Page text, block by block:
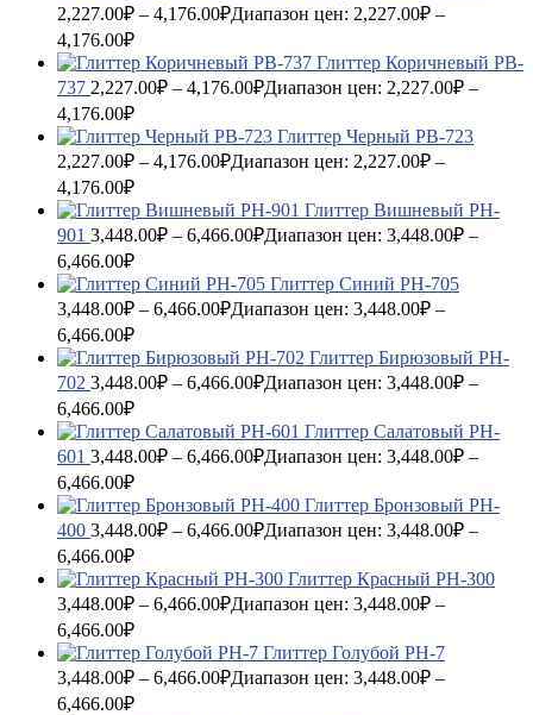
2,227.00₽ – 4,176.00₽Диапазон цен: 2,227.00₽ –
4,176.00₽
Глиттер Коричневый PB-
737 2,227.00₽ – 4,176.00₽Диапазон цен: 2,227.00₽ –
4,176.00₽
Глиттер Черный PB-723
2,227.00₽ – 4,176.00₽Диапазон цен: 2,227.00₽ –
4,176.00₽
Глиттер Вишневый PH-
901 3,448.00₽ – 6,466.00₽Диапазон цен: 3,448.00₽ –
6,466.00₽
Глиттер Синий PH-705
3,448.00₽ – 6,466.00₽Диапазон цен: 3,448.00₽ –
6,466.00₽
Глиттер Бирюзовый PH-
702 3,448.00₽ – 6,466.00₽Диапазон цен: 3,448.00₽ –
6,466.00₽
Глиттер Салатовый PH-
601 3,448.00₽ – 6,466.00₽Диапазон цен: 3,448.00₽ –
6,466.00₽
Глиттер Бронзовый PH-
400 3,448.00₽ – 6,466.00₽Диапазон цен: 3,448.00₽ –
6,466.00₽
Глиттер Красный PH-300
3,448.00₽ – 6,466.00₽Диапазон цен: 3,448.00₽ –
6,466.00₽
Глиттер Голубой PH-7
3,448.00₽ – 6,466.00₽Диапазон цен: 3,448.00₽ –
6,466.00₽